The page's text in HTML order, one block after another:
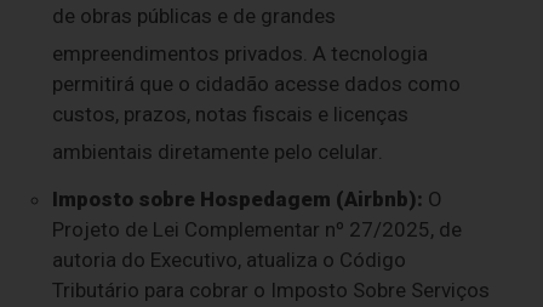
de obras públicas e de grandes
empreendimentos privados A tecnologia
permitirá que o cidadão acesse dados como
custos, prazos, notas fiscais e licenças
ambientais diretamente pelo celular
Imposto sobre Hospedagem (Airbnb): O
Projeto de Lei Complementar nº 27/2025, de
autoria do Executivo, atualiza o Código
Tributário para cobrar o Imposto Sobre Serviços